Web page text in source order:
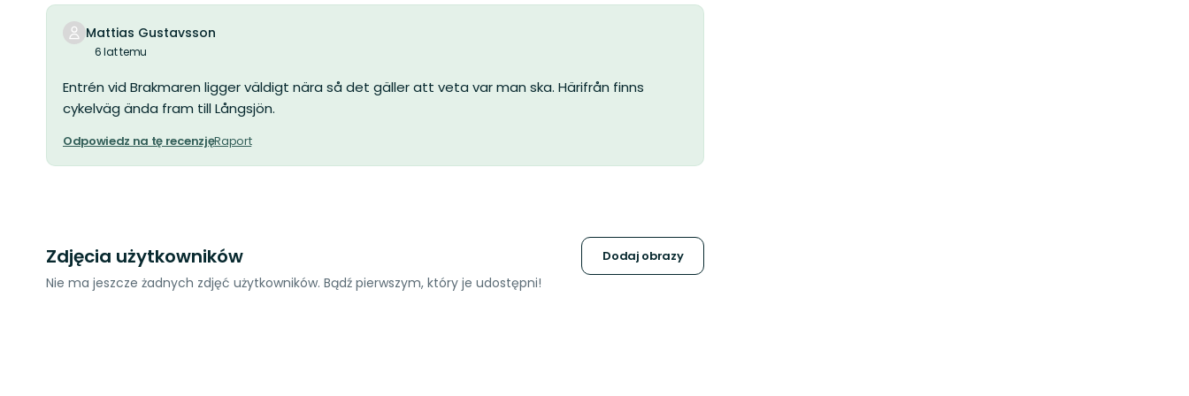
Mattias Gustavsson
6 lat temu
Entrén vid Brakmaren ligger väldigt nära så det gäller att veta var man ska. Härifrån finns
cykelväg ända fram till Långsjön.
Odpowiedz na tę recenzjęRaport
Zdjęcia użytkowników Dodaj obrazy
Nie ma jeszcze żadnych zdjęć użytkowników. Bądź pierwszym, który je udostępni!